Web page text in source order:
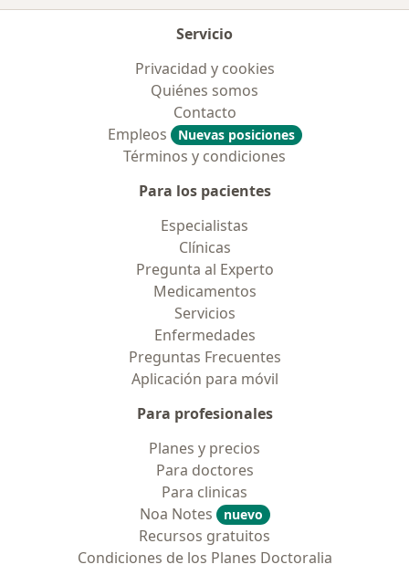
Servicio
Privacidad y cookies
Quiénes somos
Contacto
Empleos
Nuevas posiciones
Términos y condiciones
Para los pacientes
Especialistas
Clínicas
Pregunta al Experto
Medicamentos
Servicios
Enfermedades
Preguntas Frecuentes
Aplicación para móvil
Para profesionales
Planes y precios
Para doctores
Para clinicas
Noa Notes
nuevo
Recursos gratuitos
Condiciones de los Planes Doctoralia